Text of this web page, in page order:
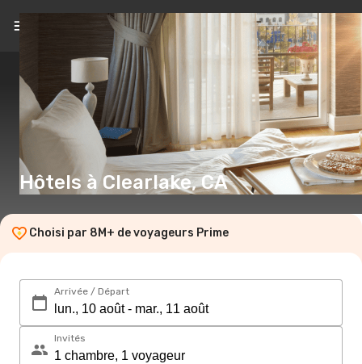
FR(€)
Hôtels à Clearlake, CA
Choisi par 8M+ de voyageurs Prime
Arrivée / Départ
Invités